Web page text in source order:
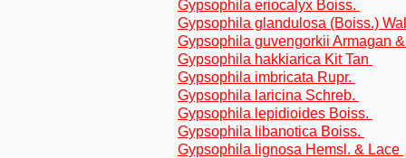
Gypsophila eriocalyx Boiss.
Gypsophila glandulosa (Boiss.)
Gypsophila guvengorkii Armagan
Gypsophila hakkiarica Kit Tan
Gypsophila imbricata Rupr.
Gypsophila laricina Schreb.
Gypsophila lepidioides Boiss.
Gypsophila libanotica Boiss.
Gypsophila lignosa Hemsl. & Lace